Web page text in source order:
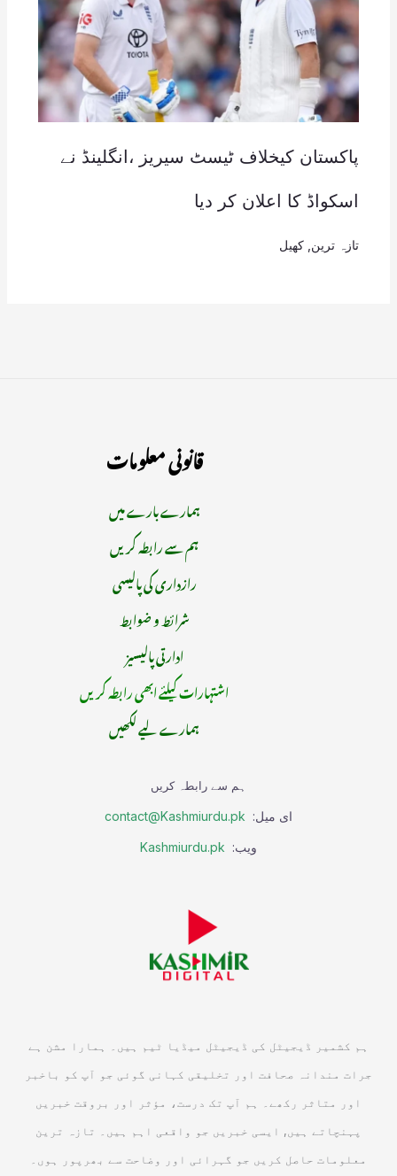
پاکستان کیخلاف ٹیسٹ سیریز ،انگلینڈ نے
اسکواڈ کا اعلان کر دیا
تازہ ترین کھیل
قانونی معلومات
ہمارے بارے میں
ہم سے رابطہ کریں
رازداری کی پالیسی
شرائط و ضوابط
ادارتی پالیسیز
اشتہارات کیلئے ابھی رابطہ کریں
ہمارے لیے لکھیں
ہم سے رابطہ کریں
ای میل: contact@Kashmiurdu.pk
ویب: Kashmiurdu.pk
ہم کشمیر ڈیجیٹل کی ڈیجیٹل میڈیا ٹیم ہیں۔ ہمارا مشن ہے
جرات مندانہ صحافت اور تخلیقی کہانی گوئی جو آپ کو باخبر
اور متاثر رکھے۔ ہم آپ تک درست، مؤثر اور بروقت خبریں
پہنچاتے ہیں, ایسی خبریں جو واقعی اہم ہیں۔ تازہ ترین
معلومات حاصل کریں جو گہرائی اور وضاحت سے بھرپور ہوں۔